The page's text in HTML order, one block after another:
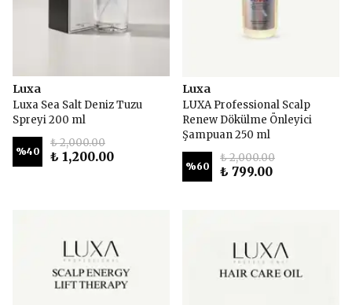
Luxa
Luxa Sea Salt Deniz Tuzu
Spreyi 200 ml
%40
₺ 2,000.00
₺ 1,200.00
Luxa
LUXA Professional Scalp
Renew Dökülme Önleyici
Şampuan 250 ml
%60
₺ 2,000.00
₺ 799.00